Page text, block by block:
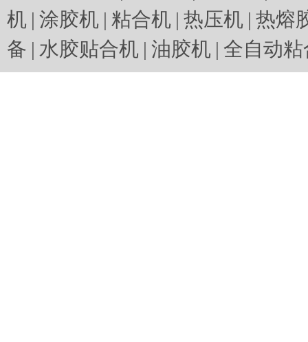
机 | 涂胶机 | 粘合机 | 热压机 | 热熔
备 | 水胶贴合机 | 油胶机 | 全自动粘